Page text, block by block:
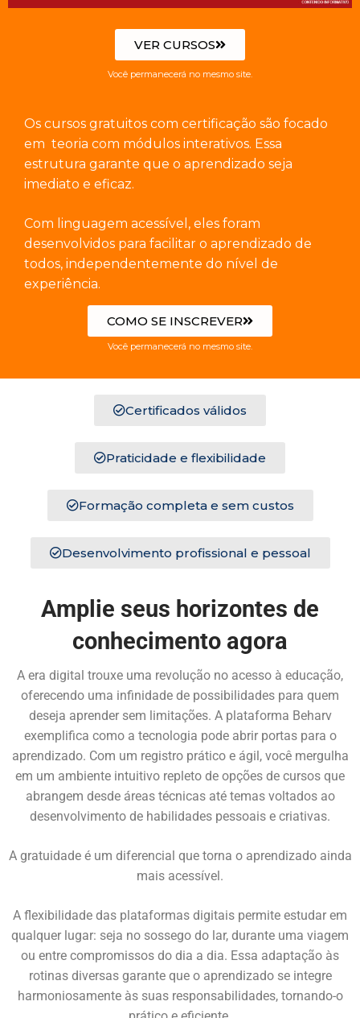
VER CURSOS
Você permanecerá no mesmo site.
Os cursos gratuitos com certificação são focado
em teoria com módulos interativos. Essa
estrutura garante que o aprendizado seja
imediato e eficaz.
Com linguagem acessível, eles foram
desenvolvidos para facilitar o aprendizado de
todos, independentemente do nível de
experiência.
COMO SE INSCREVER
Você permanecerá no mesmo site.
Certificados válidos
Praticidade e flexibilidade
Formação completa e sem custos
Desenvolvimento profissional e pessoal
Amplie seus horizontes de
conhecimento agora
A era digital trouxe uma revolução no acesso à educação,
oferecendo uma infinidade de possibilidades para quem
deseja aprender sem limitações. A plataforma Beharv
exemplifica como a tecnologia pode abrir portas para o
aprendizado. Com um registro prático e ágil, você mergulha
em um ambiente intuitivo repleto de opções de cursos que
abrangem desde áreas técnicas até temas voltados ao
desenvolvimento de habilidades pessoais e criativas.
A gratuidade é um diferencial que torna o aprendizado ainda
mais acessível.
A flexibilidade das plataformas digitais permite estudar em
qualquer lugar: seja no sossego do lar, durante uma viagem
ou entre compromissos do dia a dia. Essa adaptação às
rotinas diversas garante que o aprendizado se integre
harmoniosamente às suas responsabilidades, tornando-o